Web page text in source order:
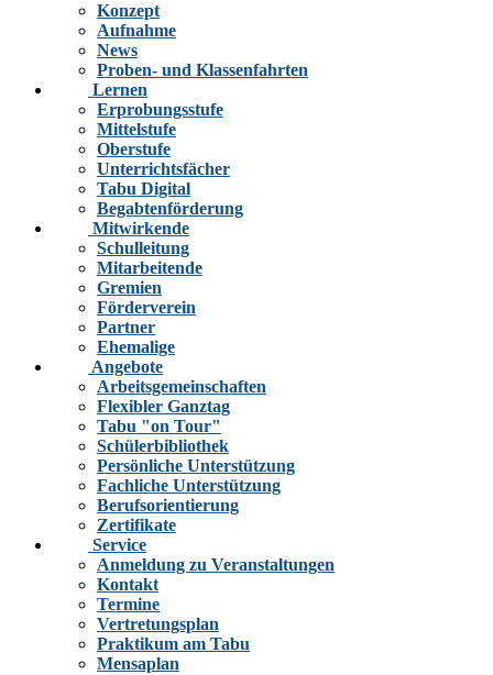
Konzept
Aufnahme
News
Proben- und Klassenfahrten
Lernen
Erprobungsstufe
Mittelstufe
Oberstufe
Unterrichtsfächer
Tabu Digital
Begabtenförderung
Mitwirkende
Schulleitung
Mitarbeitende
Gremien
Förderverein
Partner
Ehemalige
Angebote
Arbeitsgemeinschaften
Flexibler Ganztag
Tabu "on Tour"
Schülerbibliothek
Persönliche Unterstützung
Fachliche Unterstützung
Berufsorientierung
Zertifikate
Service
Anmeldung zu Veranstaltungen
Kontakt
Termine
Vertretungsplan
Praktikum am Tabu
Mensaplan